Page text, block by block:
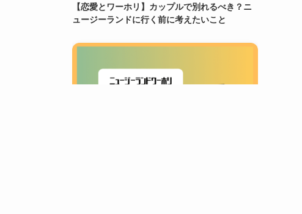
【恋愛とワーホリ】カップルで別れるべき？ニ
ュージーランドに行く前に考えたいこと